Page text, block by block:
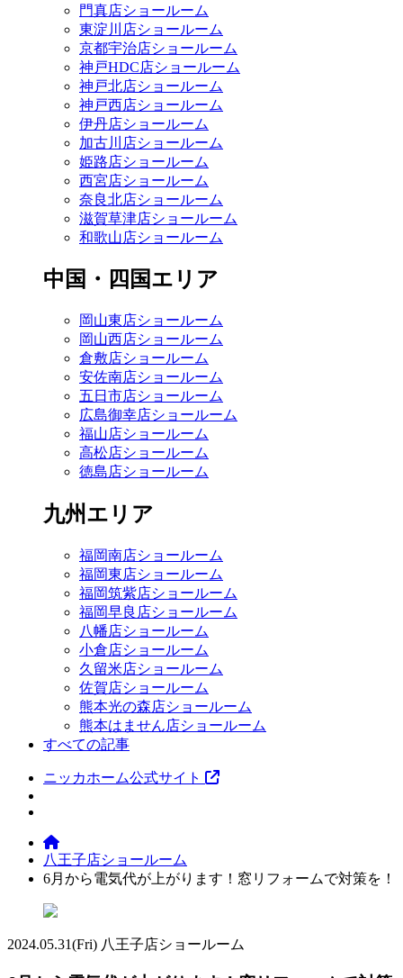
門真店ショールーム
東淀川店ショールーム
京都宇治店ショールーム
神戸HDC店ショールーム
神戸北店ショールーム
神戸西店ショールーム
伊丹店ショールーム
加古川店ショールーム
姫路店ショールーム
西宮店ショールーム
奈良北店ショールーム
滋賀草津店ショールーム
和歌山店ショールーム
中国・四国エリア
岡山東店ショールーム
岡山西店ショールーム
倉敷店ショールーム
安佐南店ショールーム
五日市店ショールーム
広島御幸店ショールーム
福山店ショールーム
高松店ショールーム
徳島店ショールーム
九州エリア
福岡南店ショールーム
福岡東店ショールーム
福岡筑紫店ショールーム
福岡早良店ショールーム
八幡店ショールーム
小倉店ショールーム
久留米店ショールーム
佐賀店ショールーム
熊本光の森店ショールーム
熊本はません店ショールーム
すべての記事
ニッカホーム公式サイト
八王子店ショールーム
6月から電気代が上がります！窓リフォームで対策を！
2024.05.31(Fri) 八王子店ショールーム